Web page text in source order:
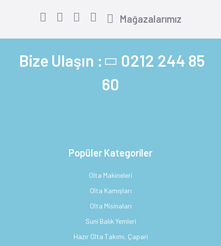
Mağazalarımız
Bize Ulaşın : 0212 244 85
60
Popüler Kategoriler
Olta Makineleri
Olta Kamışları
Olta Misinaları
Suni Balık Yemleri
Hazır Olta Takımı, Çapari